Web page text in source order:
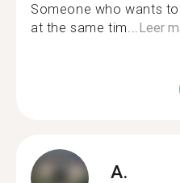
Someone who wants
at the same tim... Leer
A.